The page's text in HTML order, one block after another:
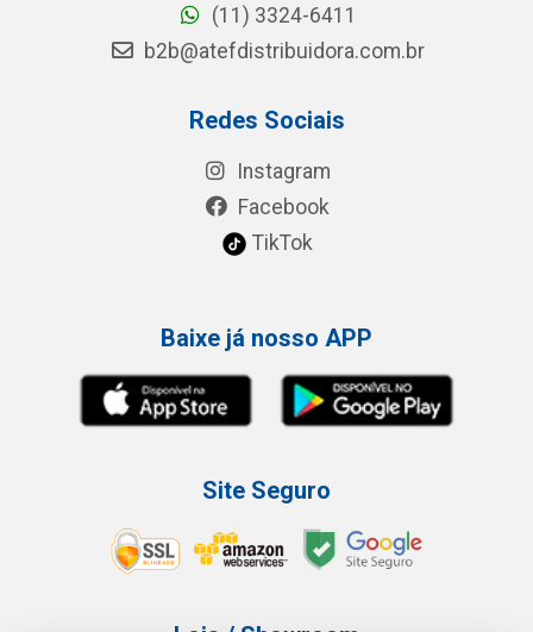
(11) 3324-6411
b2b@atefdistribuidora.com.br
Redes Sociais
Instagram
Facebook
TikTok
Baixe já nosso APP
Site Seguro